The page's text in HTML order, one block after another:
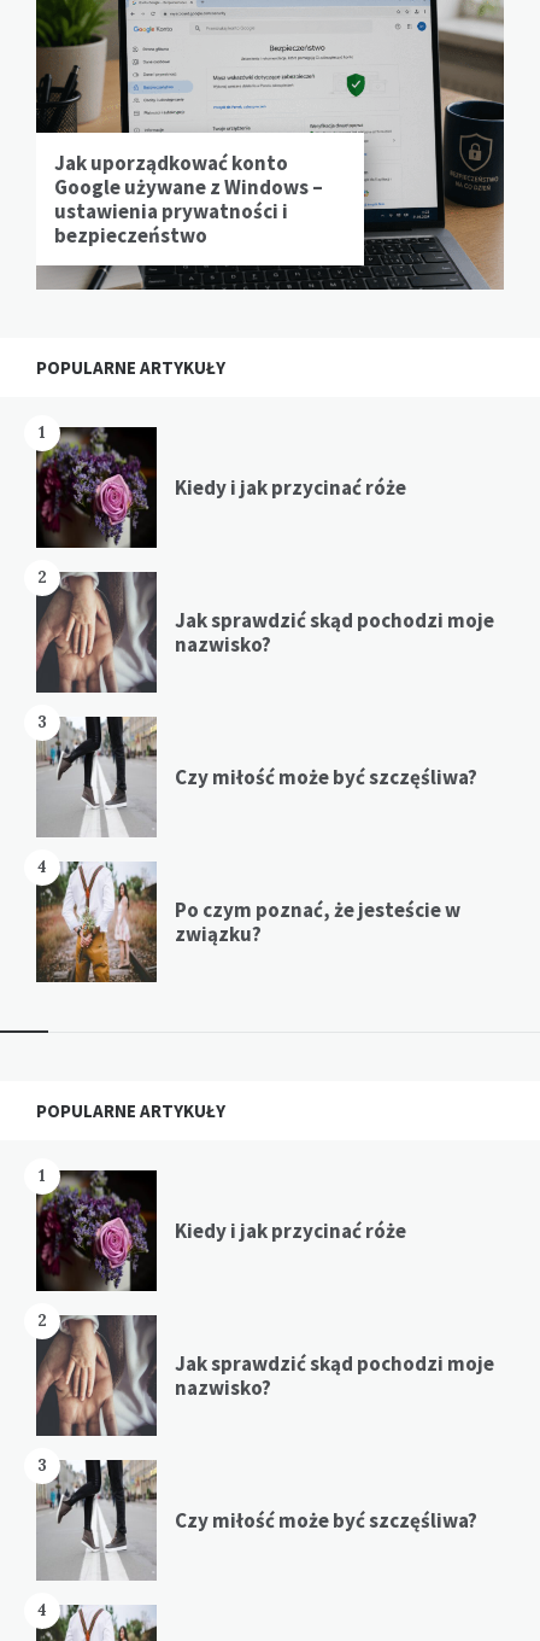
Jak uporządkować konto
Google używane z Windows –
ustawienia prywatności i
bezpieczeństwo
POPULARNE ARTYKUŁY
1
Kiedy i jak przycinać róże
2
Jak sprawdzić skąd pochodzi moje
nazwisko?
3
Czy miłość może być szczęśliwa?
4
Po czym poznać, że jesteście w
związku?
Widgets
POPULARNE ARTYKUŁY
1
Kiedy i jak przycinać róże
2
Jak sprawdzić skąd pochodzi moje
nazwisko?
3
Czy miłość może być szczęśliwa?
4